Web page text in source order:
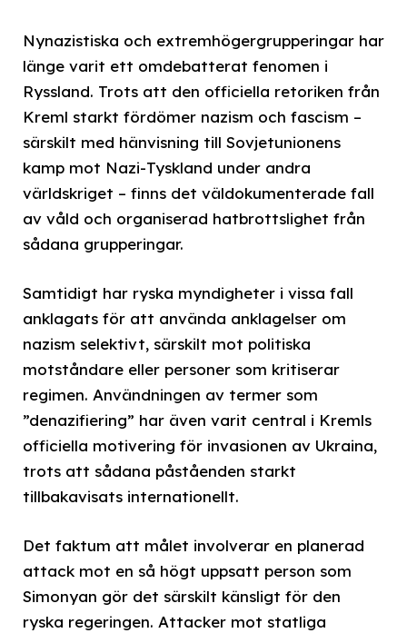
Nynazistiska och extremhögergrupperingar har
länge varit ett omdebatterat fenomen i
Ryssland. Trots att den officiella retoriken från
Kreml starkt fördömer nazism och fascism –
särskilt med hänvisning till Sovjetunionens
kamp mot Nazi-Tyskland under andra
världskriget – finns det väldokumenterade fall
av våld och organiserad hatbrottslighet från
sådana grupperingar.
Samtidigt har ryska myndigheter i vissa fall
anklagats för att använda anklagelser om
nazism selektivt, särskilt mot politiska
motståndare eller personer som kritiserar
regimen. Användningen av termer som
”denazifiering” har även varit central i Kremls
officiella motivering för invasionen av Ukraina,
trots att sådana påståenden starkt
tillbakavisats internationellt.
Det faktum att målet involverar en planerad
attack mot en så högt uppsatt person som
Simonyan gör det särskilt känsligt för den
ryska regeringen. Attacker mot statliga